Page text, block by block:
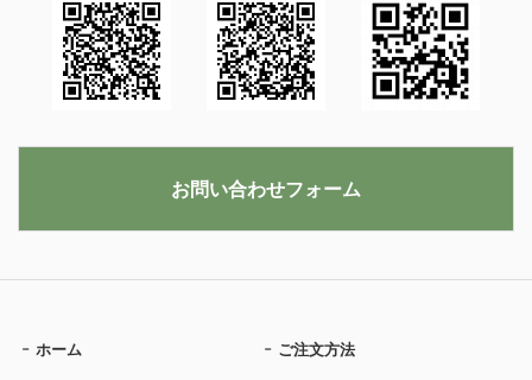
ホーム ご注文方法
お問い合わせフォーム